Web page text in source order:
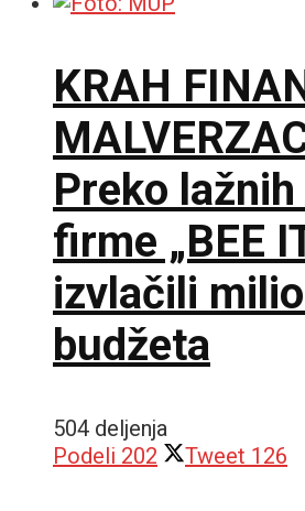
KRAH
Preko
firme „BEE
izvlačili
budžeta
504 deljenja
Podeli 202 Tweet 126